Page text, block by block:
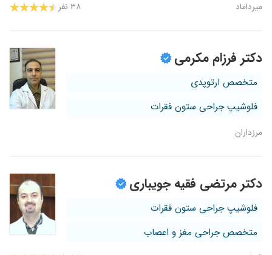
میرداماد ۳۸ نفر
دکتر فرزام مکرمی
متخصص ارتوپدی
فلوشیپ جراحی ستون فقرات
مرزداران
دکتر مرتضی فقیه جویباری
فلوشیپ جراحی ستون فقرات
متخصص جراحی مغز و اعصاب